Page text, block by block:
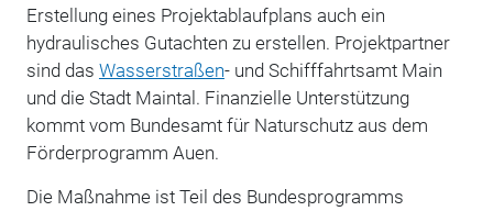
Erstellung eines Projektablaufplans auch ein
hydraulisches Gutachten zu erstellen. Projektpartner
sind das Wasserstraßen- und Schifffahrtsamt Main
und die Stadt Maintal. Finanzielle Unterstützung
kommt vom Bundesamt für Naturschutz aus dem
Förderprogramm Auen.
Die Maßnahme ist Teil des Bundesprogramms